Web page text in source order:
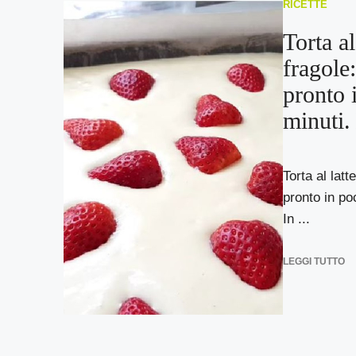
RICETTE
Torta
pronto
minuti.
Torta al
pronto in
In ...
LEGGI TUTTO